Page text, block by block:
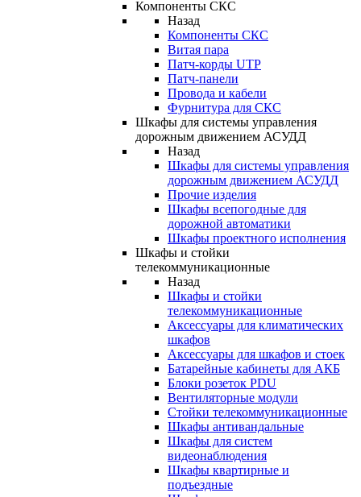
Компоненты СКС
Назад
Компоненты СКС
Витая пара
Патч-корды UTP
Патч-панели
Провода и кабели
Фурнитура для СКС
Шкафы для системы управления
дорожным движением АСУДД
Назад
Шкафы для системы управления
дорожным движением АСУДД
Прочие изделия
Шкафы всепогодные для
дорожной автоматики
Шкафы проектного исполнения
Шкафы и стойки
телекоммуникационные
Назад
Шкафы и стойки
телекоммуникационные
Аксессуары для климатических
шкафов
Аксессуары для шкафов и стоек
Батарейные кабинеты для АКБ
Блоки розеток PDU
Вентиляторные модули
Стойки телекоммуникационные
Шкафы антивандальные
Шкафы для систем
видеонаблюдения
Шкафы квартирные и
подъездные